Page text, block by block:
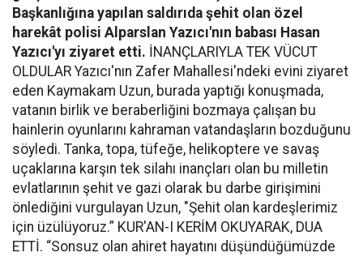
Başkanlığına yapılan saldırıda şehit olan özel
harekât polisi Alparslan Yazıcı'nın babası Hasan
Yazıcı'yı ziyaret etti. İNANÇLARIYLA TEK VÜCUT
OLDULAR Yazıcı'nın Zafer Mahallesi'ndeki evini ziyaret
eden Kaymakam Uzun, burada yaptığı konuşmada,
vatanın birlik ve beraberliğini bozmaya çalışan bu
hainlerin oyunlarını kahraman vatandaşların bozduğunu
söyledi. Tanka, topa, tüfeğe, helikoptere ve savaş
uçaklarına karşın tek silahı inançları olan bu milletin
evlatlarının şehit ve gazi olarak bu darbe girişimini
önlediğini vurgulayan Uzun, "Şehit olan kardeşlerimiz
için üzülüyoruz.” KUR'AN-I KERİM OKUYARAK, DUA
ETTİ. “Sonsuz olan ahiret hayatını düşündüğümüzde